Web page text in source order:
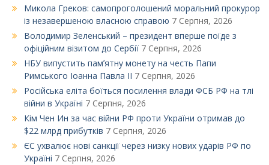
Микола Греков: самопроголошений моральний прокурор
із незавершеною власною справою 7 Серпня, 2026
Володимир Зеленський – президент вперше поїде з
офіційним візитом до Сербії 7 Серпня, 2026
НБУ випустить памʼятну монету на честь Папи
Римського Іоанна Павла ІІ 7 Серпня, 2026
Російська еліта боїться посилення влади ФСБ РФ на тлі
війни в Україні 7 Серпня, 2026
Кім Чен Ин за час війни РФ проти України отримав до
$22 млрд прибутків 7 Серпня, 2026
ЄС ухвалює нові санкції через низку нових ударів РФ по
Україні 7 Серпня, 2026